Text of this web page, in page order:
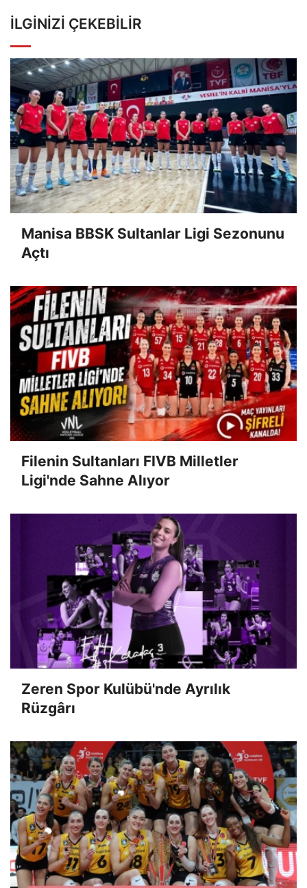
İLGINIZI ÇEKEBILIR
Manisa BBSK Sultanlar Ligi Sezonunu
Açtı
Filenin Sultanları FIVB Milletler
Ligi'nde Sahne Alıyor
Zeren Spor Kulübü'nde Ayrılık
Rüzgârı